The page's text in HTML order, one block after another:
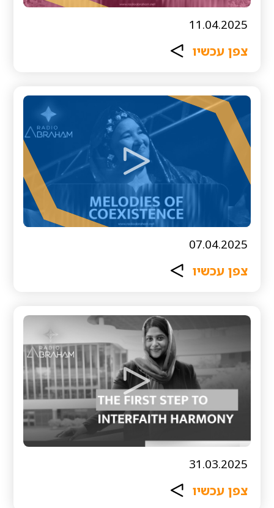
11.04.2025
צפן עכשיו
07.04.2025
צפן עכשיו
31.03.2025
צפן עכשיו